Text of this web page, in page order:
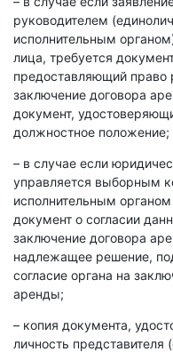
руководителем
исполнительным
лица, требуется
предоставляющий право
заключение договора
документ,
должностное положение;
– в случае если
управляется выборным
исполнительным органом
документ о согласии
заключение договора
надлежащее решение,
согласие органа на
аренды;
– копия документа,
личность представителя